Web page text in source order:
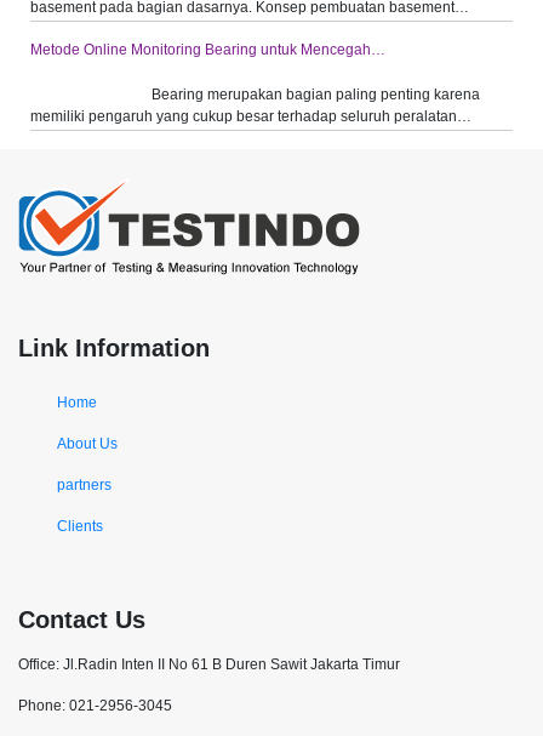
basement pada bagian dasarnya. Konsep pembuatan basement…
Metode Online Monitoring Bearing untuk Mencegah…
Bearing merupakan bagian paling penting karena
memiliki pengaruh yang cukup besar terhadap seluruh peralatan…
Link Information
Home
About Us
partners
Clients
Contact Us
Office: Jl.Radin Inten II No 61 B Duren Sawit Jakarta Timur
Phone: 021-2956-3045